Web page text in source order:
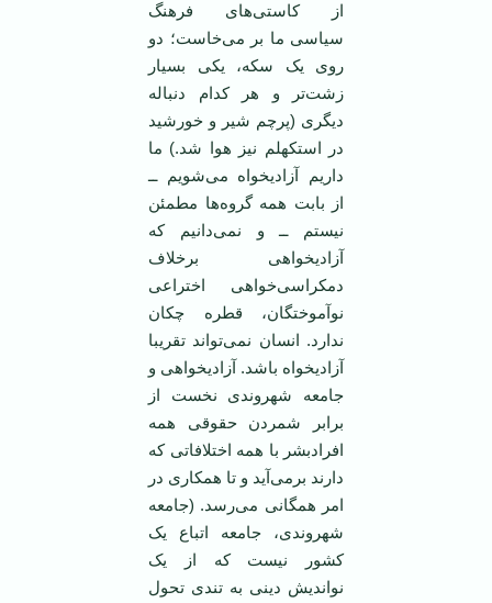
از کاستی‌های فرهنگ
سیاسی ما بر می‌خاست؛ دو
روی یک سکه، یکی بسیار
زشت‌تر و هر کدام دنباله
دیگری (پرچم شیر و خورشید
در استکهلم نیز هوا شد.) ما
داریم آزادیخواه می‌شویم ــ
از بابت همه گروه‌ها مطمئن
نیستم ــ و نمی‌دانیم که
آزادیخواهی برخلاف
دمکراسی‌خواهی اختراعی
نوآموختگان، قطره چکان
ندارد. انسان نمی‌تواند تقریبا
آزادیخواه باشد. آزادیخواهی و
جامعه شهروندی نخست از
برابر شمردن حقوقی همه
افرادبشر با همه اختلافاتی که
دارند برمی‌آید و تا همکاری در
امر همگانی می‌رسد. (جامعه
شهروندی، جامعه اتباع یک
کشور نیست که از یک
نواندیش دینی به تندی تحول